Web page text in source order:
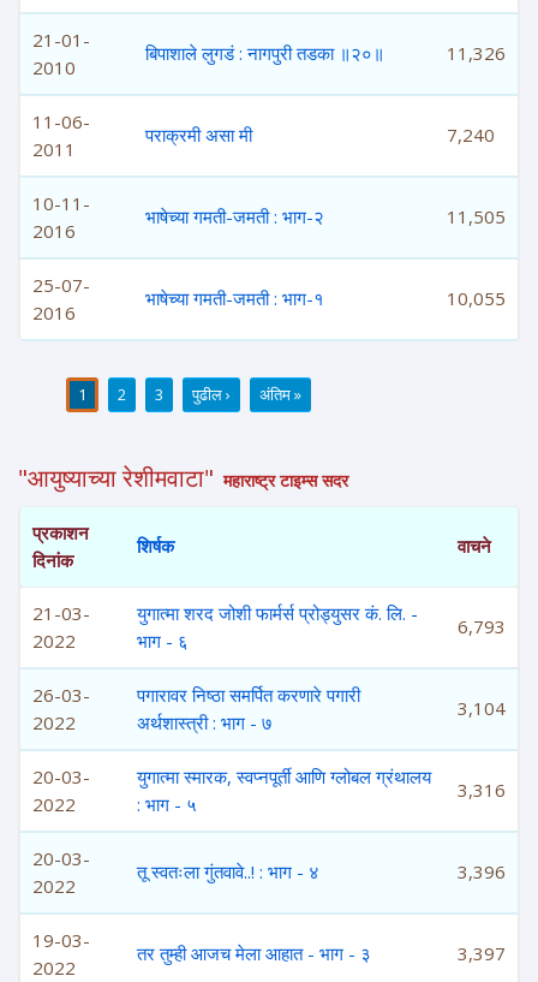
21-01-
2010
बिपाशाले लुगडं : नागपुरी तडका ॥२०॥ 11,326
11-06-
2011
पराक्रमी असा मी 7,240
10-11-
2016
भाषेच्या गमती-जमती : भाग-२ 11,505
25-07-
2016
भाषेच्या गमती-जमती : भाग-१ 10,055
1 2 3 पुढील › अंतिम »
"आयुष्याच्या रेशीमवाटा" महाराष्ट्र टाइम्स सदर
प्रकाशन
दिनांक
शिर्षक वाचने
21-03-
2022
युगात्मा शरद जोशी फार्मर्स प्रोड्युसर कं. लि. -
भाग - ६
6,793
26-03-
2022
पगारावर निष्ठा समर्पित करणारे पगारी
अर्थशास्त्री : भाग - ७
3,104
20-03-
2022
युगात्मा स्मारक, स्वप्नपूर्ती आणि ग्लोबल ग्रंथालय
: भाग - ५
3,316
20-03-
2022
तू स्वतःला गुंतवावे..! : भाग - ४ 3,396
19-03-
2022
तर तुम्ही आजच मेला आहात - भाग - ३ 3,397